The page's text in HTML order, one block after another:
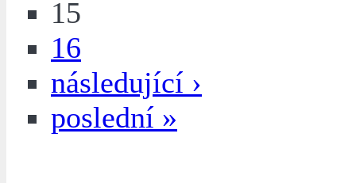
15
16
následující ›
poslední »